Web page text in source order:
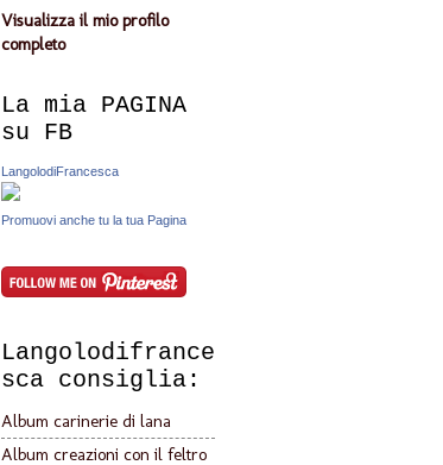
Visualizza il mio profilo
completo
La mia PAGINA
su FB
LangolodiFrancesca
Promuovi anche tu la tua Pagina
Langolodifrance
sca consiglia:
Album carinerie di lana
Album creazioni con il feltro